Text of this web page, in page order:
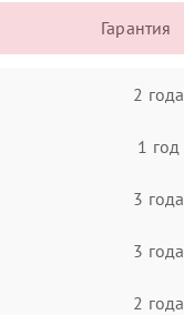
Гарантия
2 года
1 год
3 года
3 года
2 года